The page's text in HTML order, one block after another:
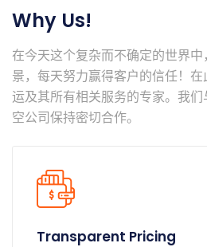
Why Us!
在今天这个复杂而不确定的世界
景，每天努力赢得客户的信任！
运及其所有相关服务的专家。我
空公司保持密切合作。
Transparent Pricing